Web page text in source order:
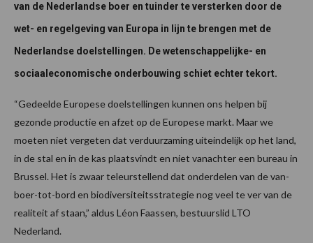
van de Nederlandse boer en tuinder te versterken door de
wet- en regelgeving van Europa in lijn te brengen met de
Nederlandse doelstellingen. De wetenschappelijke- en
sociaaleconomische onderbouwing schiet echter tekort.
“Gedeelde Europese doelstellingen kunnen ons helpen bij
gezonde productie en afzet op de Europese markt. Maar we
moeten niet vergeten dat verduurzaming uiteindelijk op het land,
in de stal en in de kas plaatsvindt en niet vanachter een bureau in
Brussel. Het is zwaar teleurstellend dat onderdelen van de van-
boer-tot-bord en biodiversiteitsstrategie nog veel te ver van de
realiteit af staan,” aldus Léon Faassen, bestuurslid LTO
Nederland.